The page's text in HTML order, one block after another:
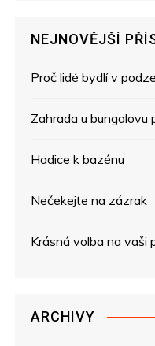
NEJNOVĚJŠÍ
Proč lidé bydlí v
Zahrada u bungalovu
Hadice k bazénu
Nečekejte na zázrak
Krásná volba na vaši
ARCHIVY